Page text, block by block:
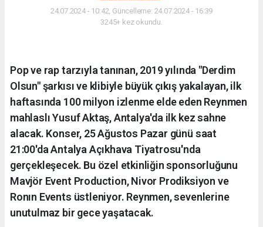
24.07.2024 - 10:42, Güncelleme: 24.07.2024 - 16:39
3245+ kez okundu.
Pop ve rap tarzıyla tanınan, 2019 yılında "Derdim
Olsun" şarkısı ve klibiyle büyük çıkış yakalayan, ilk
haftasında 100 milyon izlenme elde eden Reynmen
mahlaslı Yusuf Aktaş, Antalya'da ilk kez sahne
alacak. Konser, 25 Ağustos Pazar günü saat
21:00'da Antalya Açıkhava Tiyatrosu'nda
gerçekleşecek. Bu özel etkinliğin sponsorluğunu
Mavjör Event Production, Nivor Prodiksiyon ve
Ronın Events üstleniyor. Reynmen, sevenlerine
unutulmaz bir gece yaşatacak.